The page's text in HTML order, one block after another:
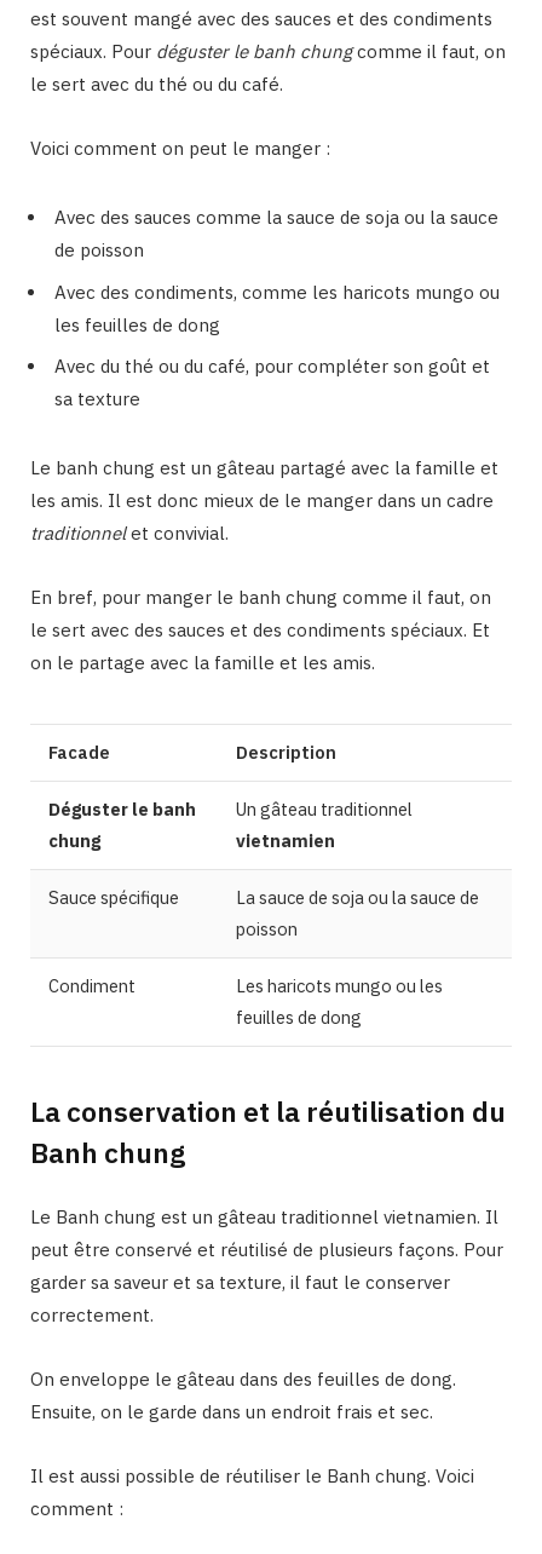
est souvent mangé avec des sauces et des condiments
spéciaux. Pour déguster le banh chungcomme il faut, on
le sert avec du thé ou du café.
Voici comment on peut le manger :
Avec des sauces comme la sauce de soja ou la sauce
de poisson
Avec des condiments, comme les haricots mungo ou
les feuilles de dong
Avec du thé ou du café, pour compléter son goût et
sa texture
Le banh chung est un gâteau partagé avec la famille et
les amis. Il est donc mieux de le manger dans un cadre
traditionnelet convivial.
En bref, pour manger le banh chung comme il faut, on
le sert avec des sauces et des condiments spéciaux. Et
on le partage avec la famille et les amis.
Facade Description
Déguster le banh
chung
Un gâteau traditionnel
vietnamien
Sauce spécifique
La sauce de soja ou la sauce de
poisson
Condiment
Les haricots mungo ou les
feuilles de dong
La conservation et la réutilisation du
Banh chung
Le Banh chung est un gâteau traditionnel vietnamien. Il
peut être conservé et réutilisé de plusieurs façons. Pour
garder sa saveur et sa texture, il faut le conserver
correctement.
On enveloppe le gâteau dans des feuilles de dong.
Ensuite, on le garde dans un endroit frais et sec.
Il est aussi possible de réutiliser le Banh chung. Voici
comment :